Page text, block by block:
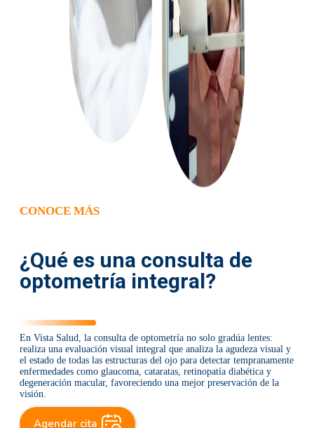
CONOCE MÁS
¿Qué es una consulta de
optometría integral?
En Vista Salud, la consulta de optometría no solo gradúa lentes:
realiza una evaluación visual integral que analiza la agudeza visual y
el estado de todas las estructuras del ojo para detectar tempranamente
enfermedades como glaucoma, cataratas, retinopatía diabética y
degeneración macular, favoreciendo una mejor preservación de la
visión.
Agendar cita